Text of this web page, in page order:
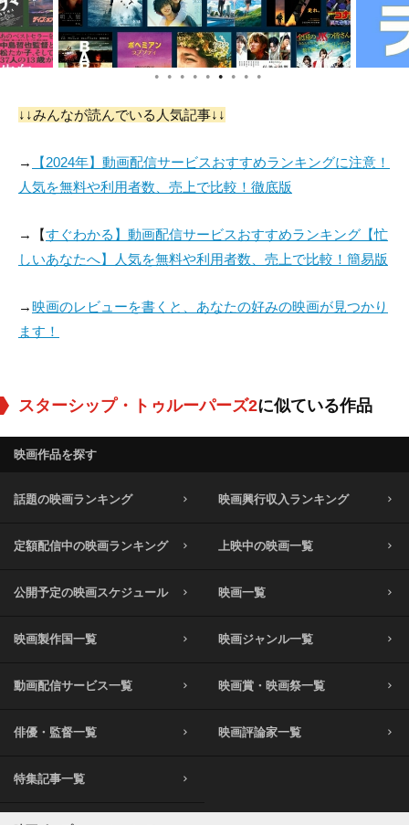
役：Fleet Pilot
役：Smiling Lieuten
● ● ● ● ● ● ● ● ●
↓↓みんなが読んでいる人気記事↓↓
→
【2024年】動画配信サービスおすすめランキングに注意！
人気を無料や利用者数、売上で比較！徹底版
→【すぐわかる】動画配信サービスおすすめランキング【忙
しいあなたへ】人気を無料や利用者数、売上で比較！簡易版
→映画のレビューを書くと、あなたの好みの映画が見つかり
ます！
スターシップ・トゥルーパーズ2に似ている作品
映画作品を探す
話題の映画ランキング 映画興行収入ランキング
定額配信中の映画ランキング 上映中の映画一覧
公開予定の映画スケジュール 映画一覧
映画製作国一覧 映画ジャンル一覧
動画配信サービス一覧 映画賞・映画祭一覧
俳優・監督一覧 映画評論家一覧
特集記事一覧